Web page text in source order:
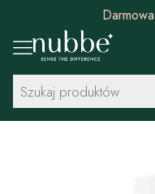
Rabat 30 zł
Wyszukiwarka
produktów